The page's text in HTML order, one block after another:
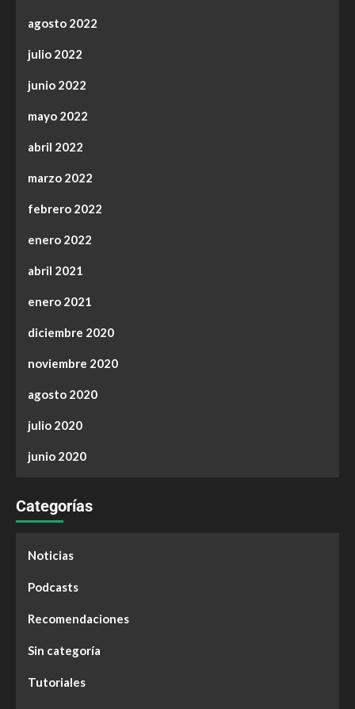
agosto 2022
julio 2022
junio 2022
mayo 2022
abril 2022
marzo 2022
febrero 2022
enero 2022
abril 2021
enero 2021
diciembre 2020
noviembre 2020
agosto 2020
julio 2020
junio 2020
Categorías
Noticias
Podcasts
Recomendaciones
Sin categoría
Tutoriales